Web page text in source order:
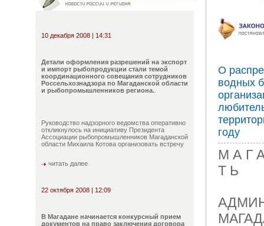
10 декабря 2008 | 14:31
Детали оформления разрешений на экспорт
и импорт рыбопродукции стали темой
координационного совещания сотрудников
Россельхознадзора по Магаданской области
и рыбопромышленников региона.
Руководство надзорного ведомства оперативно
откликнулось на инициативу Президента
Ассоциации рыбопромышленников Магаданской
области Михаила Котова организовать встречу
читать далее
22 октября 2008 | 12:09
В Магадане начинается конкурсный прием
документов на право заключения договора
О
водных
году
М А Г
Т Ь